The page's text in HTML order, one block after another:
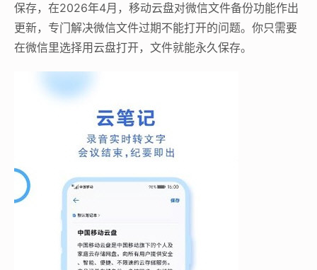
保存，在2026年4月，移动云盘对微信文件备份功能作出
更新，专门解决微信文件过期不能打开的问题。你只需要
在微信里选择用云盘打开，文件就能永久保存。